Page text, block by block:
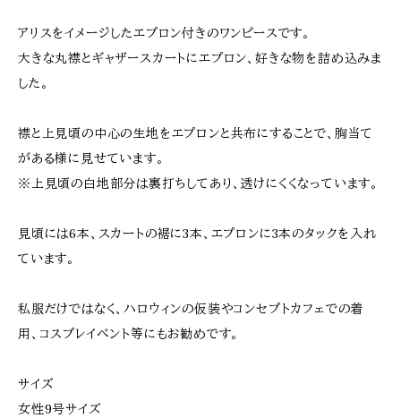
アリスをイメージしたエプロン付きのワンピースです。
大きな丸襟とギャザースカートにエプロン、好きな物を詰め込みま
した。
襟と上見頃の中心の生地をエプロンと共布にすることで、胸当て
がある様に見せています。
※上見頃の白地部分は裏打ちしてあり、透けにくくなっています。
見頃には6本、スカートの裾に3本、エプロンに3本のタックを入れ
ています。
私服だけではなく、ハロウィンの仮装やコンセプトカフェでの着
用、コスプレイベント等にもお勧めです。
サイズ
女性9号サイズ